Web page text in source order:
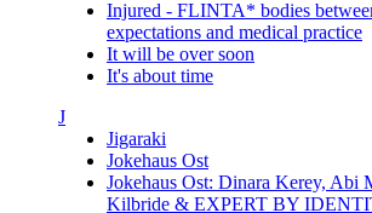
Injured - FLINTA* bodies
expectations and medical practice
It will be over soon
It's about time
J
Jigaraki
Jokehaus Ost
Jokehaus Ost: Dinara Kerey, Abi
Kilbride & EXPERT BY